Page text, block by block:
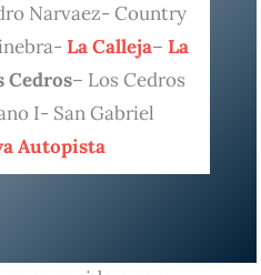
Narvaez- Country
La Calleja– La
Cedros– Los Cedros
I- San Gabriel
Autopista